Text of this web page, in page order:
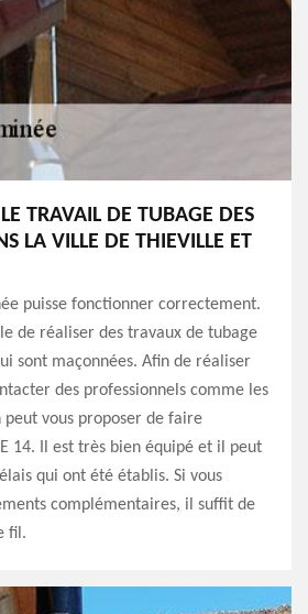
TRAVAIL DE TUBAGE DES
LA VILLE DE THIEVILLE ET
puisse fonctionner correctement.
de réaliser des travaux de tubage
sont maçonnées. Afin de réaliser
des professionnels comme les
peut vous proposer de faire
14. Il est très bien équipé et il peut
qui ont été établis. Si vous
complémentaires, il suffit de
fil.